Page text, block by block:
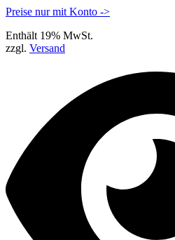
Preise nur mit Konto ->
Enthält 19% MwSt.
zzgl. Versand